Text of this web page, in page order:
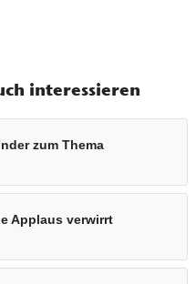
interessieren
zum Thema
Applaus verwirrt